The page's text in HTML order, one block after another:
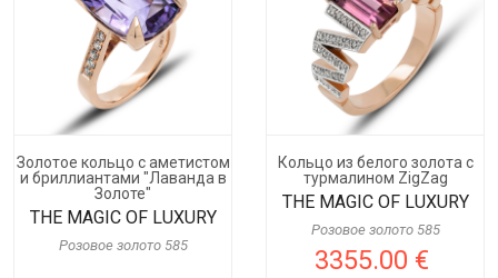
Золотое кольцо с аметистом
и бриллиантами "Лаванда в
Золоте"
THE MAGIC OF LUXURY
Розовое золото 585
Кольцо из белого золота с
турмалином ZigZag
THE MAGIC OF LUXURY
Розовое золото 585
3355.00 €